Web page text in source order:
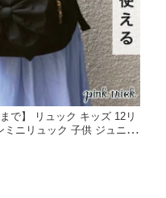
で】 リュック キッズ 12リ
ミニリュック 子供 ジュニア
シーズン かばん 鞄 バッグ
い事